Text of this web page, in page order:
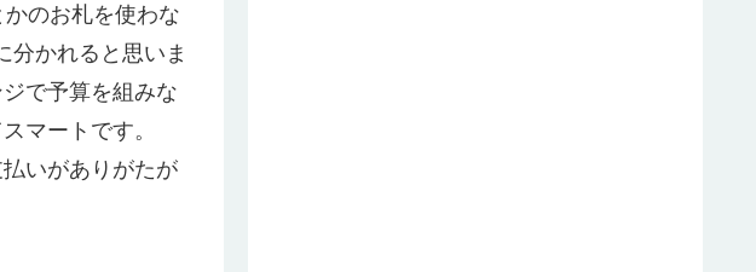
のお札を使わな
分かれると思いま
で予算を組みな
マートです。
いがありがたが